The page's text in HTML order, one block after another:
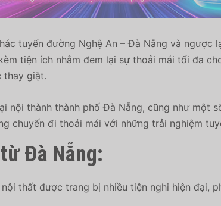
tuyến đường Nghệ An – Đà Nẵng và ngược
tiện ích nhằm đem lại sự thoải mái tối đa
thay giặt.
nội thành thành phố Đà Nẵng, cũng như một
chuyến đi thoải mái với những trải nghiệm
Đà Nẵng:
thất được trang bị nhiều tiện nghi hiện đại,